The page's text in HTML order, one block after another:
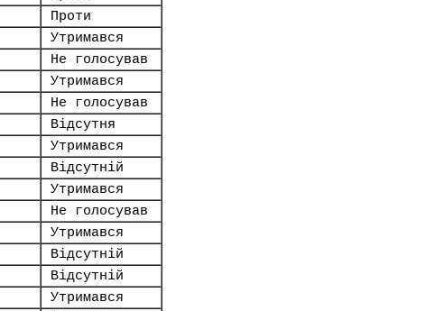
Проти
Утримався
Не голосував
Утримався
Не голосував
Відсутня
Утримався
Відсутній
Утримався
Не голосував
Утримався
Відсутній
Відсутній
Утримався